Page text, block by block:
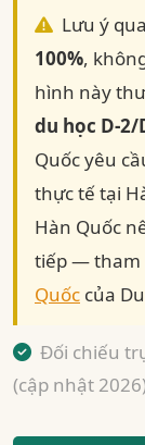
Lưu ý
100%,
hình này
du học D-2/
Quốc yêu
thực tế tại
Hàn Quốc
tiếp — tham
Quốc của
Đối chiếu
(cập nhật